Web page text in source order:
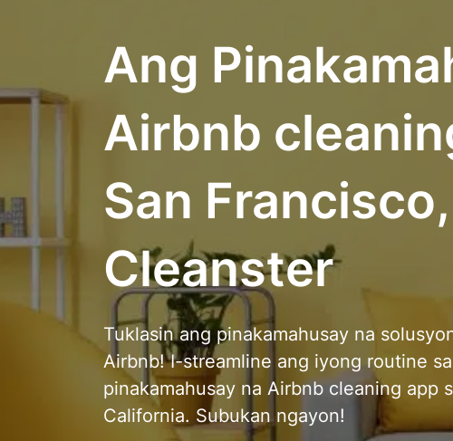
Ang
Airbnb
San
Cleanster
Tuklasin ang pinakamahusay na
Airbnb! I-streamline ang iyong routine
pinakamahusay na Airbnb cleaning app
California. Subukan ngayon!